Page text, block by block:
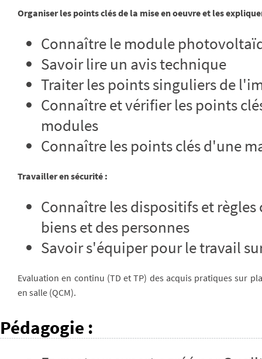
Organiser les points clés de la mise en oeuvre et les
Connaître le module
Savoir lire un avis technique
Traiter les points singuliers de
Connaître et vérifier les points
modules
Connaître les points clés d'une
Travailler en sécurité :
Connaître les dispositifs et
biens et des personnes
Savoir s'équiper pour le travail
Evaluation en continu (TD et TP) des acquis pratiques sur
en salle (QCM).
Pédagogie :